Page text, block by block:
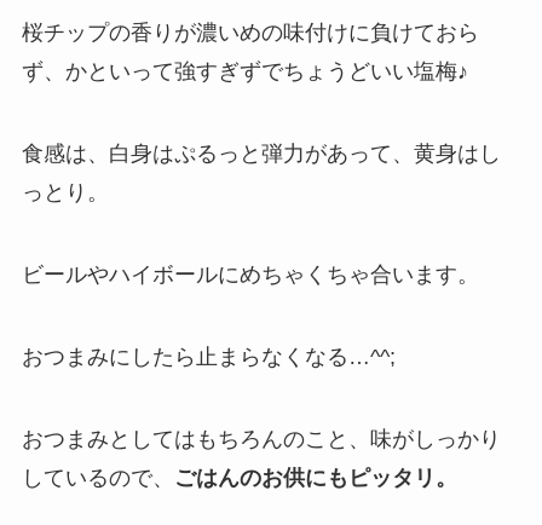
桜チップの香りが濃いめの味付けに負けておら
ず、かといって強すぎずでちょうどいい塩梅♪
食感は、白身はぷるっと弾力があって、黄身はし
っとり。
ビールやハイボールにめちゃくちゃ合います。
おつまみにしたら止まらなくなる…^^;
おつまみとしてはもちろんのこと、味がしっかり
しているので、
ごはんのお供にもピッタリ。